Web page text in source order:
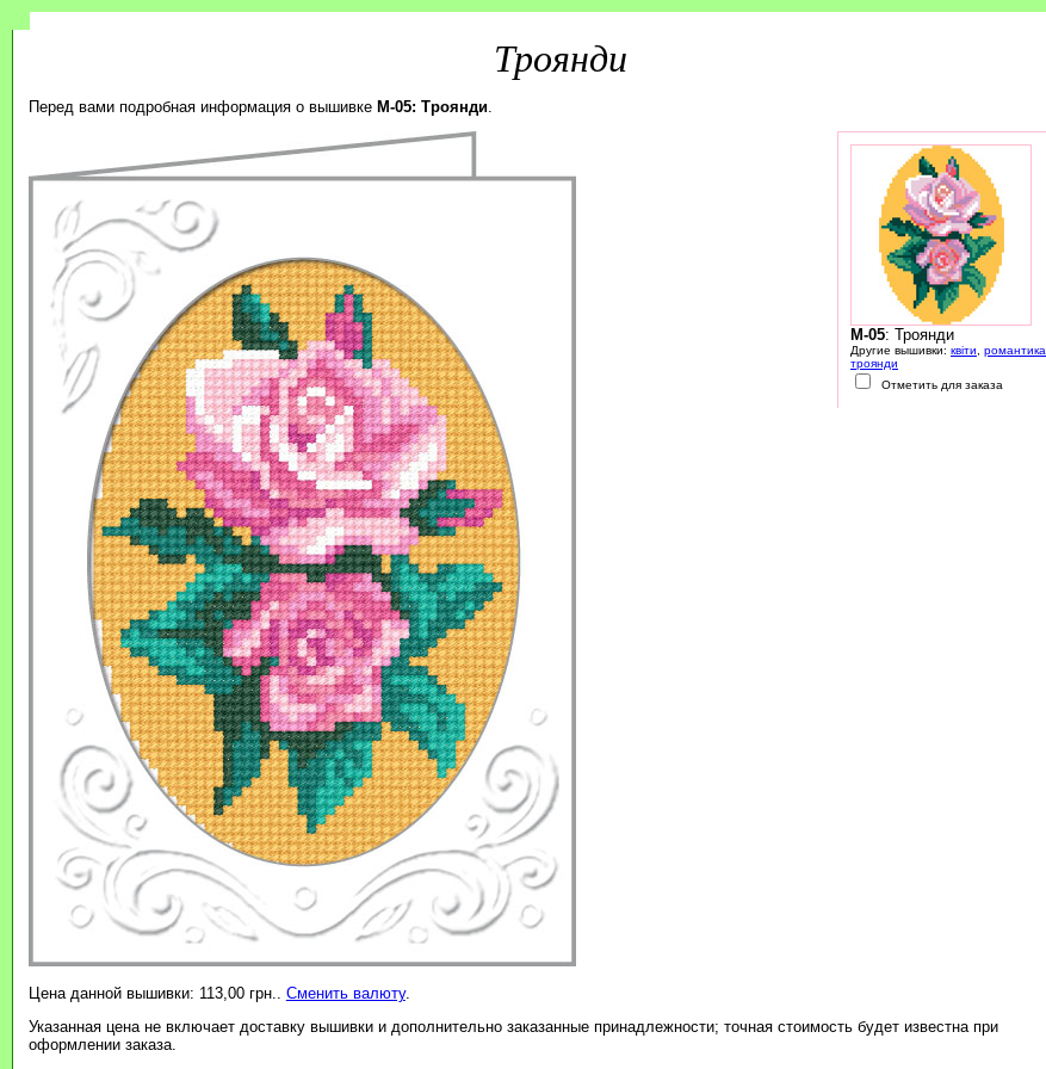
Троянди
Перед вами подробная информация о вышивке M-05: Троянди.
M-05: Троянди
Другие вышивки: квіти романтика
троянди
Отметить для заказа
Цена данной вышивки: 113,00 грн.. Сменить валюту.
Указанная цена не включает доставку вышивки и дополнительно заказанные принадлежности; точная стоимость будет известна при
оформлении заказа.